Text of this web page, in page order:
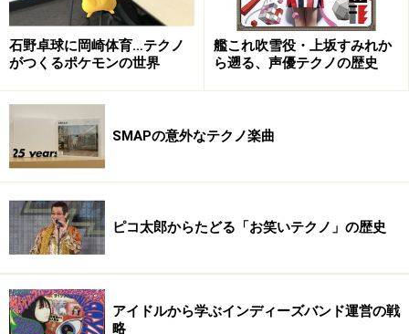
石野卓球に岡崎体育…テクノ
がつくるポケモンの世界
艦これ吹雪役・上坂すみれか
ら遡る、声優テクノの歴史
SMAPの意外なテクノ楽曲
ピコ太郎からたどる「お笑いテクノ」の歴史
アイドルから学ぶインディーズバンド運営の戦
略